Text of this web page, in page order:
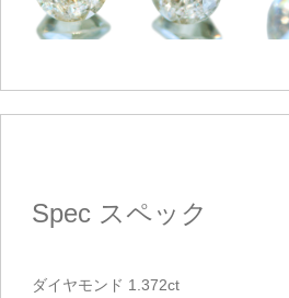
Spec スペック
ダイヤモンド 1.372ct